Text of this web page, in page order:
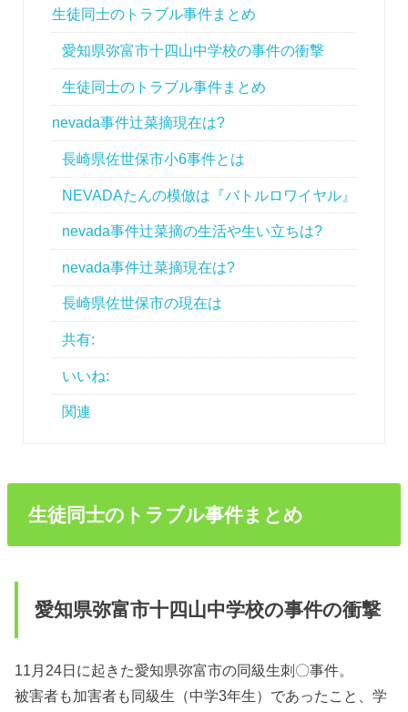
生徒同士のトラブル事件まとめ
愛知県弥富市十四山中学校の事件の衝撃
生徒同士のトラブル事件まとめ
nevada事件辻菜摘現在は?
長崎県佐世保市小6事件とは
NEVADAたんの模倣は『バトルロワイヤル』
nevada事件辻菜摘の生活や生い立ちは?
nevada事件辻菜摘現在は?
長崎県佐世保市の現在は
共有:
いいね:
関連
生徒同士のトラブル事件まとめ
愛知県弥富市十四山中学校の事件の衝撃
11月24日に起きた愛知県弥富市の同級生刺〇事件。
被害者も加害者も同級生（中学3年生）であったこと、学